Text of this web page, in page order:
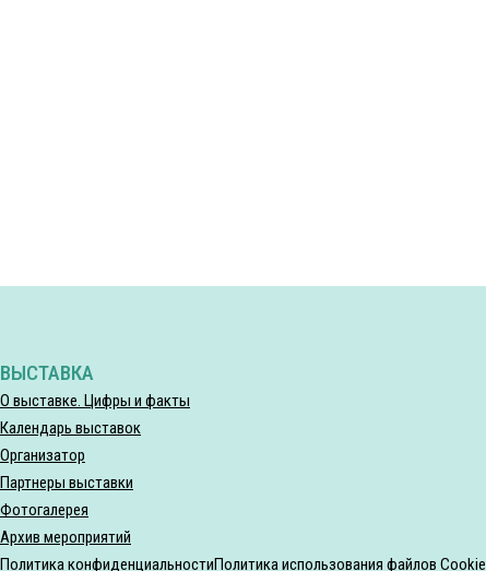
ВЫСТАВКА
О выставке. Цифры и факты
Календарь выставок
Организатор
Партнеры выставки
Фотогалерея
Архив мероприятий
Политика конфиденциальностиПолитика использования файлов Cookie